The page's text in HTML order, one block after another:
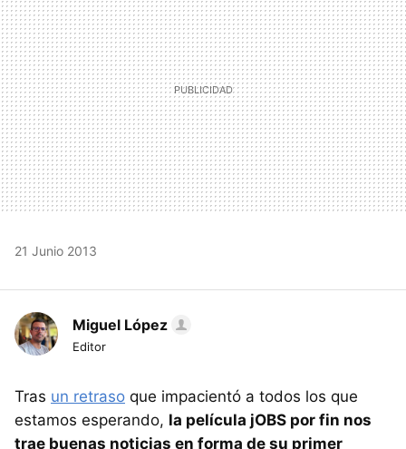
21 Junio 2013
Miguel López
Editor
Tras un retraso que impacientó a todos los que
estamos esperando, la película jOBS por fin nos
trae buenas noticias en forma de su primer